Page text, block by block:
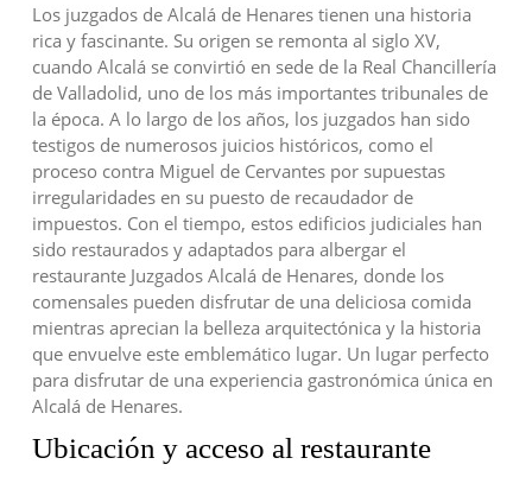
Los juzgados de Alcalá de Henares tienen una historia
rica y fascinante. Su origen se remonta al siglo XV,
cuando Alcalá se convirtió en sede de la Real Chancillería
de Valladolid, uno de los más importantes tribunales de
la época. A lo largo de los años, los juzgados han sido
testigos de numerosos juicios históricos, como el
proceso contra Miguel de Cervantes por supuestas
irregularidades en su puesto de recaudador de
impuestos. Con el tiempo, estos edificios judiciales han
sido restaurados y adaptados para albergar el
restaurante Juzgados Alcalá de Henares, donde los
comensales pueden disfrutar de una deliciosa comida
mientras aprecian la belleza arquitectónica y la historia
que envuelve este emblemático lugar. Un lugar perfecto
para disfrutar de una experiencia gastronómica única en
Alcalá de Henares.
Ubicación y acceso al restaurante